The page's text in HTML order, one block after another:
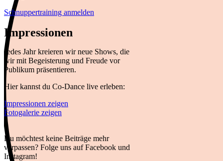
Schnuppertraining anmelden
Impressionen
Jedes Jahr kreieren wir neue Shows, die
wir mit Begeisterung und Freude vor
Publikum präsentieren.
Hier kannst du Co-Dance live erleben:
Impressionen zeigen
Fotogalerie zeigen
Du möchtest keine Beiträge mehr
verpassen? Folge uns auf Facebook und
Instagram!